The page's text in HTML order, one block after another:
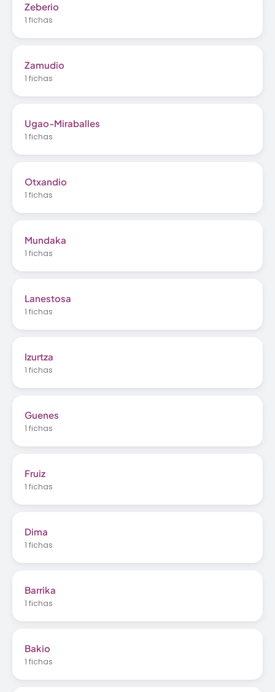
Zeberio
1 fichas
Zamudio
1 fichas
Ugao-Miraballes
1 fichas
Otxandio
1 fichas
Mundaka
1 fichas
Lanestosa
1 fichas
Izurtza
1 fichas
Guenes
1 fichas
Fruiz
1 fichas
Dima
1 fichas
Barrika
1 fichas
Bakio
1 fichas